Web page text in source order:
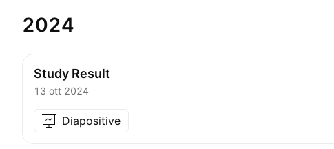
2024
Study Result
13 ott 2024
Diapositive